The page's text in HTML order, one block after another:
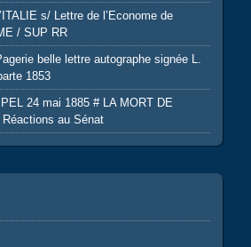
s/ Lettre de l’Econome de
/ SUP RR
belle lettre autographe signée L.
1853
24 mai 1885 # LA MORT DE
au Sénat